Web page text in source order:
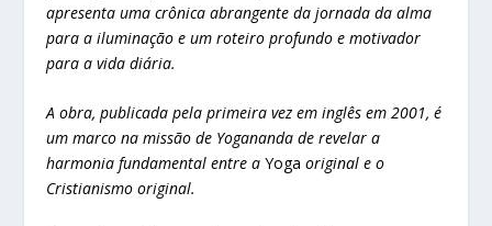
apresenta uma crônica abrangente da jornada da alma
para a iluminação e um roteiro profundo e motivador
para a vida diária.
A obra, publicada pela primeira vez em inglês em 2001, é
um marco na missão de Yogananda de revelar a
harmonia fundamental entre aYoga original e o
Cristianismo original.